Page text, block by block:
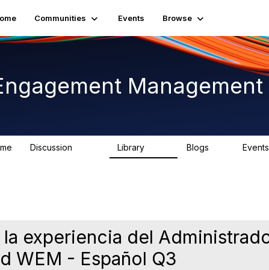
Communities Events Browse
Management
Discussion Library Blogs Events
la experiencia del
WEM - Español Q3